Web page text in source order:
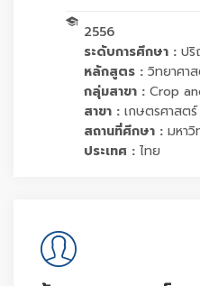
2556
ระดับการศึกษา : ป
หลักสูตร : วิทยาศา
กลุ่มสาขา : Crop
สาขา : เกษตรศาสตร์
สถานที่ศึกษา : มหาวิ
ประเทศ : ไทย